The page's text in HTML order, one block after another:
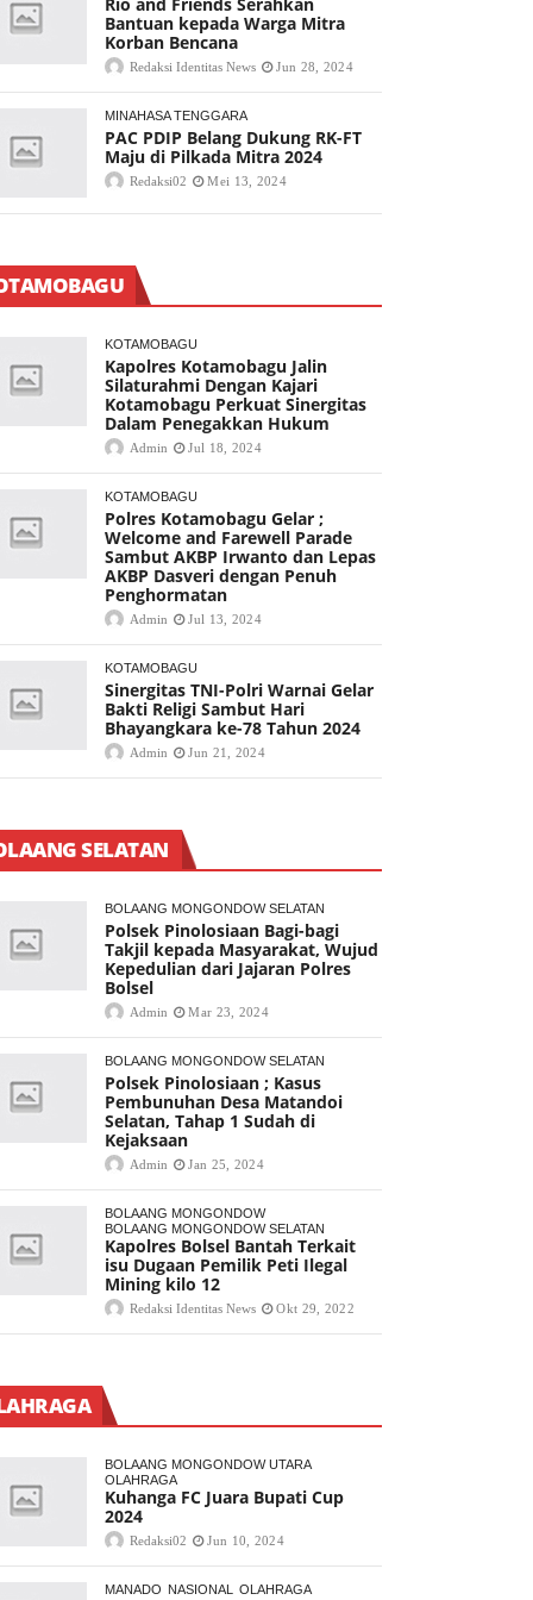
Bantuan kepada Warga Mitra
Korban Bencana
Redaksi Identitas News Jun 28, 2024
MINAHASA TENGGARA
PAC PDIP Belang Dukung RK-FT
Maju di Pilkada Mitra 2024
Redaksi02 Mei 13, 2024
KOTAMOBAGU
Kapolres Kotamobagu Jalin
Silaturahmi Dengan Kajari
Kotamobagu Perkuat Sinergitas
Dalam Penegakkan Hukum
Admin Jul 18, 2024
KOTAMOBAGU
Polres Kotamobagu Gelar ;
Welcome and Farewell Parade
Sambut AKBP Irwanto dan Lepas
AKBP Dasveri dengan Penuh
Penghormatan
Admin Jul 13, 2024
KOTAMOBAGU
Sinergitas TNI-Polri Warnai Gelar
Bakti Religi Sambut Hari
Bhayangkara ke-78 Tahun 2024
Admin Jun 21, 2024
SELATAN
BOLAANG MONGONDOW SELATAN
Polsek Pinolosiaan Bagi-bagi
Takjil kepada Masyarakat, Wujud
Kepedulian dari Jajaran Polres
Bolsel
Admin Mar 23, 2024
BOLAANG MONGONDOW SELATAN
Polsek Pinolosiaan ; Kasus
Pembunuhan Desa Matandoi
Selatan, Tahap 1 Sudah di
Kejaksaan
Admin Jan 25, 2024
BOLAANG MONGONDOW
BOLAANG MONGONDOW SELATAN
Kapolres Bolsel Bantah Terkait
isu Dugaan Pemilik Peti Ilegal
Mining kilo 12
Redaksi Identitas News Okt 29, 2022
BOLAANG MONGONDOW UTARA
OLAHRAGA
Kuhanga FC Juara Bupati Cup
2024
Redaksi02 Jun 10, 2024
MANADO NASIONAL OLAHRAGA